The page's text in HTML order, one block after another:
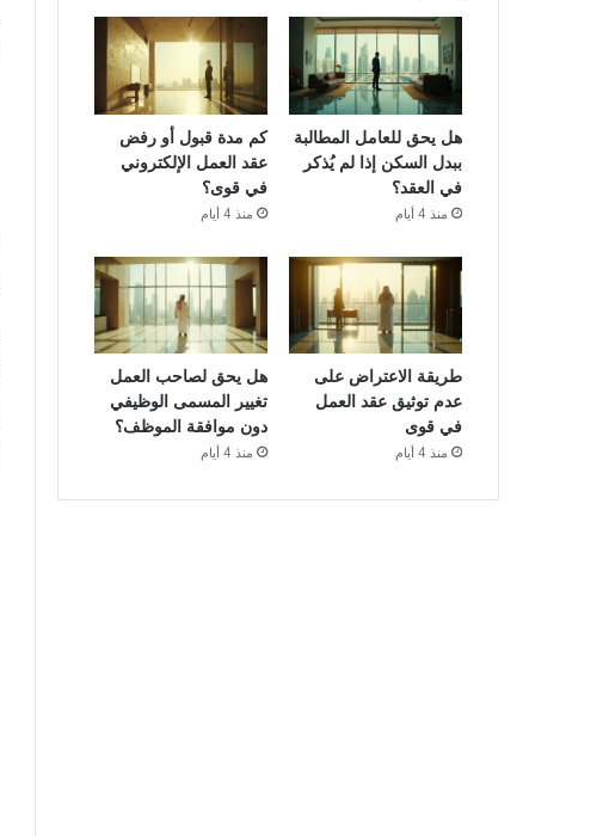
هل يحق للعامل المطالبة
ببدل السكن إذا لم يُذكر
في العقد؟
منذ 4 أيام
كم مدة قبول أو رفض
عقد العمل الإلكتروني
في قوى؟
منذ 4 أيام
طريقة الاعتراض على
عدم توثيق عقد العمل
في قوى
منذ 4 أيام
هل يحق لصاحب العمل
تغيير المسمى الوظيفي
دون موافقة الموظف؟
منذ 4 أيام